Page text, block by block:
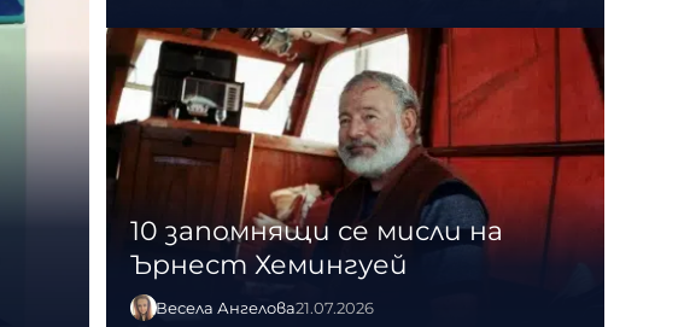
10 запомнящи се мисли на
Ърнест Хемингуей
Весела Ангелова21.07.2026